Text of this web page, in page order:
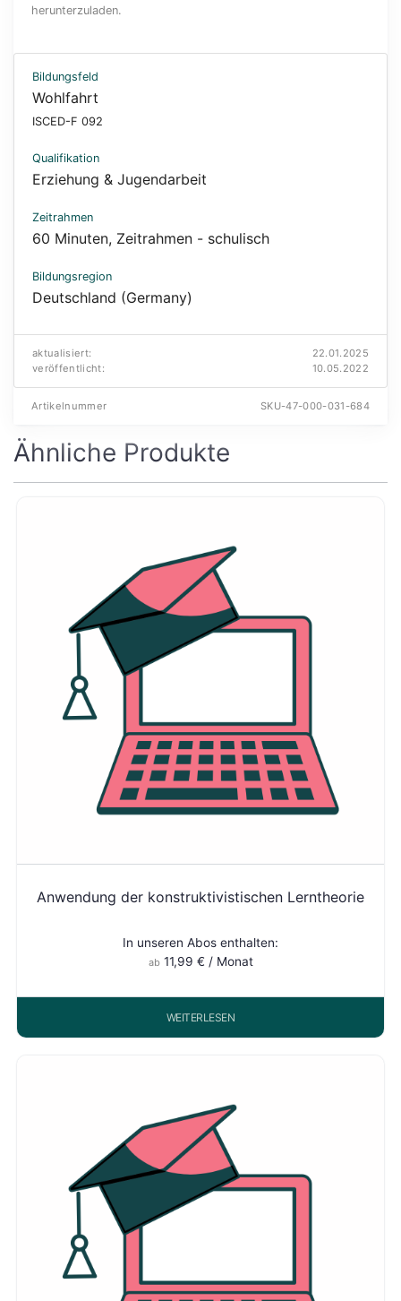
herunterzuladen.
Bildungsfeld
Wohlfahrt
ISCED-F 092
Qualifikation
Erziehung & Jugendarbeit
Zeitrahmen
60 Minuten, Zeitrahmen - schulisch
Bildungsregion
Deutschland (Germany)
aktualisiert:
22.01.2025
veröffentlicht:
10.05.2022
Artikelnummer SKU-47-000-031-684
Ähnliche Produkte
Anwendung der konstruktivistischen Lerntheorie
In unseren Abos enthalten:
ab 11,99 € / Monat
WEITERLESEN